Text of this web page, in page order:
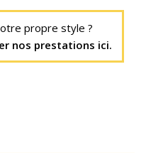
propre style ?
nos prestations ici.